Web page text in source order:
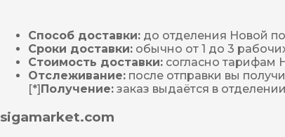
Способ доставки: до отделения Новой
Сроки доставки: обычно от 1 до 3
Стоимость доставки: согласно тарифам
Отслеживание: после отправки вы
[*]Получение: заказ выдаётся в
sigamarket.com